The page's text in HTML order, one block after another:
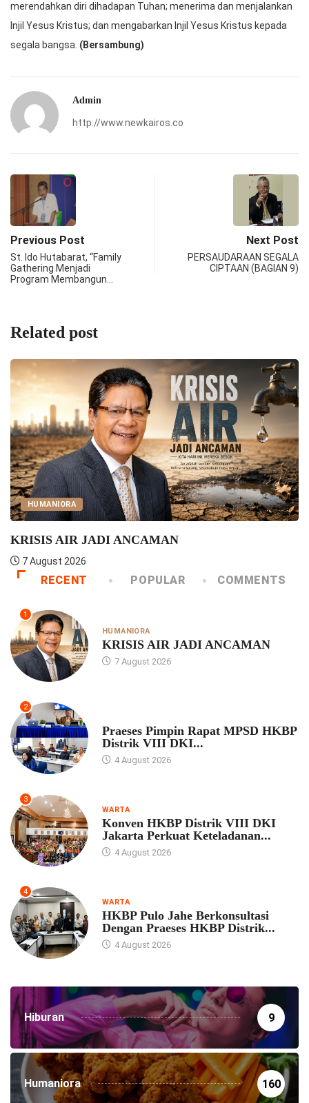
merendahkan diri dihadapan Tuhan; menerima dan menjalankan
Injil Yesus Kristus; dan mengabarkan Injil Yesus Kristus kepada
segala bangsa. (Bersambung)
Admin
http://www.newkairos.co
Previous Post
St. Ido Hutabarat, “Family
Gathering Menjadi
Program Membangun…
Next Post
PERSAUDARAAN SEGALA
CIPTAAN (BAGIAN 9)
Related post
ANCAMAN
UNCATEGORIZED
RECENT POPULAR COMMENTS
1
HUMANIORA
KRISIS AIR JADI ANCAMAN
7 August 2026
2
Praeses Pimpin Rapat MPSD HKBP
Distrik VIII DKI...
4 August 2026
3
WARTA
Konven HKBP Distrik VIII DKI
Jakarta Perkuat Keteladanan...
4 August 2026
4
WARTA
HKBP Pulo Jahe Berkonsultasi
Dengan Praeses HKBP Distrik...
4 August 2026
Hiburan 9
Humaniora 160